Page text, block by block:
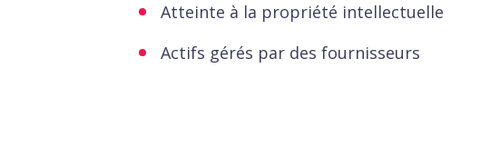
Atteinte à la propriété intellectuelle
Actifs gérés par des fournisseurs